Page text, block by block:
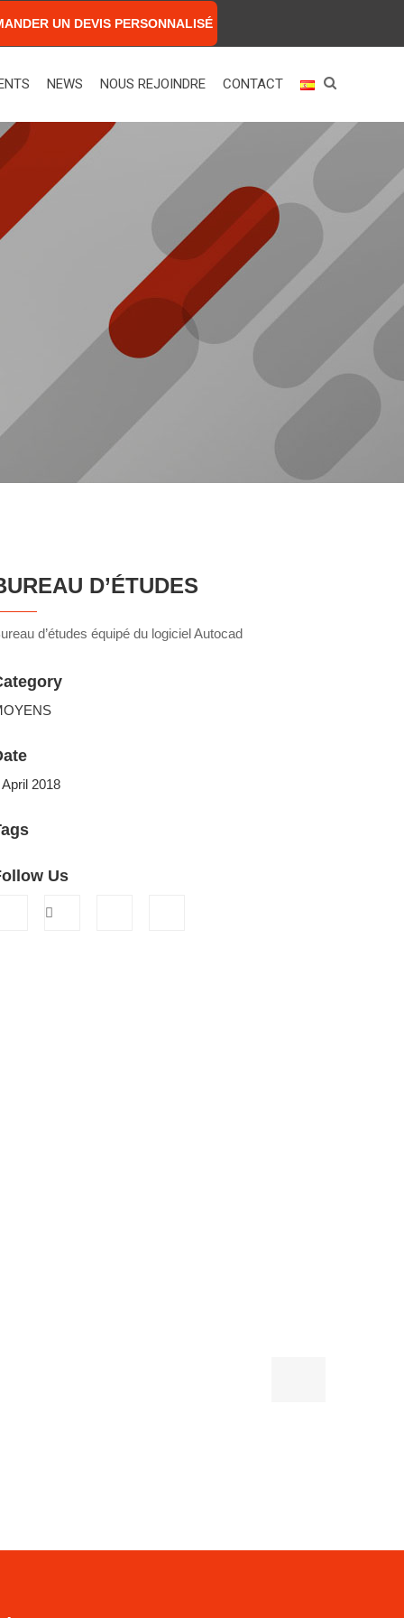
UN DEVIS PERSONNALISÉ
NEWS NOUS REJOINDRE CONTACT
D’ÉTUDES
d’études équipé du logiciel Autocad
April 2018
Us